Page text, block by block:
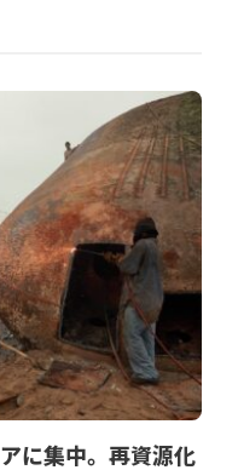
に集中。再資源化